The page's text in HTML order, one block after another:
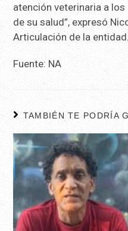
atención veterinaria a
de su salud”, expresó
Articulación de la entidad.
Fuente: NA
TAMBIÉN TE PODRÍA